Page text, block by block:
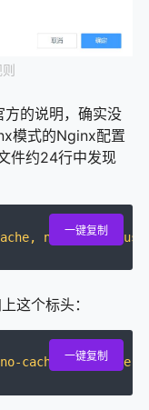
的说明，确实没
模式的Nginx配置
件约24行中发现
no-store,
一键复制
这个标头：
cache, no-store,
一键复制